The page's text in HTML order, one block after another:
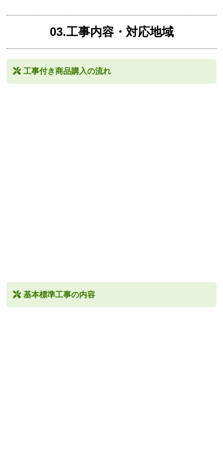
03.工事内容・対応地域
工事付き商品購入の流れ
基本標準工事の内容